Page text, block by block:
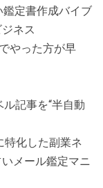
鑑定書作成バイブ
ネス
やった方が早
記事を“半自動
特化した副業ネ
メール鑑定マニ